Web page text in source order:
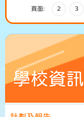
頁面: 2 3
學校資